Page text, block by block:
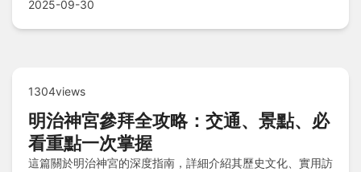
園體驗更輕鬆愉快！
2025-09-30
1304views
明治神宮參拜全攻略：交通、景點、必
看重點一次掌握
這篇關於明治神宮的深度指南，詳細介紹其歷史文化、實用訪